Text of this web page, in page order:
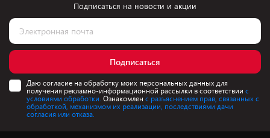
Подписаться на новости и акции
Подписаться
Даю согласие на обработку моих персональных данных для
получения рекламно-информационной рассылки в соответствии с
условиями обработки. Ознакомлен с разъяснением прав, связанных с
обработкой, механизмом их реализации, последствиями дачи
согласия или отказа.